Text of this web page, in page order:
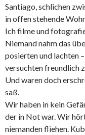
Santiago, schlichen
in offen stehende
Ich filme und
Niemand nahm das
posierten und lachten
versuchten freundlich
Und waren doch
saß.
Wir haben in kein
der in Not war. Wir
niemanden fliehen.